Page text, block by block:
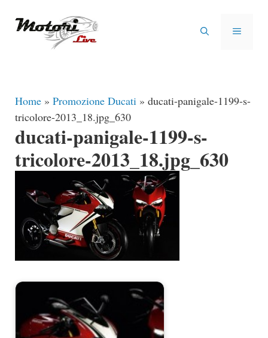
MENU
Home » Promozione Ducati » ducati-panigale-1199-s-
tricolore-2013_18.jpg_630
ducati-panigale-1199-s-
tricolore-2013_18.jpg_630